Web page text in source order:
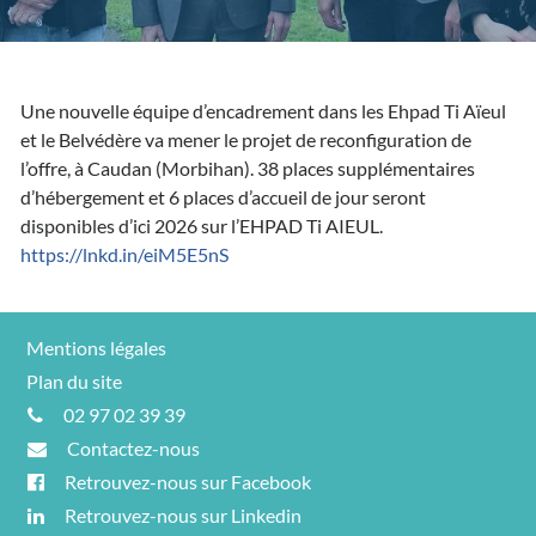
Une nouvelle équipe d’encadrement dans les Ehpad Ti Aïeul
et le Belvédère va mener le projet de reconfiguration de
l’offre, à Caudan (Morbihan). 38 places supplémentaires
d’hébergement et 6 places d’accueil de jour seront
disponibles d’ici 2026 sur l’EHPAD Ti AIEUL.
https://lnkd.in/eiM5E5nS
Mentions légales
Plan du site
02 97 02 39 39
Contactez-nous
Retrouvez-nous sur Facebook
Retrouvez-nous sur Linkedin